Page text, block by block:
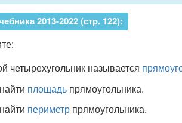
2013-2022 (стр. 122):
четырехугольник называется
площадьпрямоугольника.
периметрпрямоугольника.